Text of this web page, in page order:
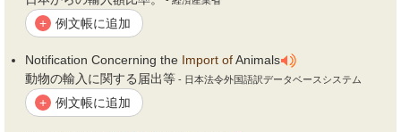
+ 例文帳に追加
Notification Concerning the Import ofAnimals
動物の輸入に関する届出等 - 日本法令外国語訳データベースシステム
+ 例文帳に追加